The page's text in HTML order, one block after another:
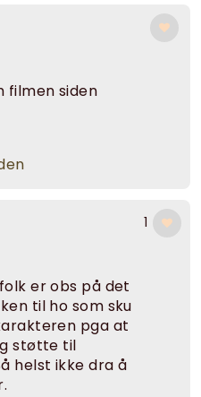
filmen siden
er obs på det
til ho som sku
pga at
støtte til
helst ikke dra å
1